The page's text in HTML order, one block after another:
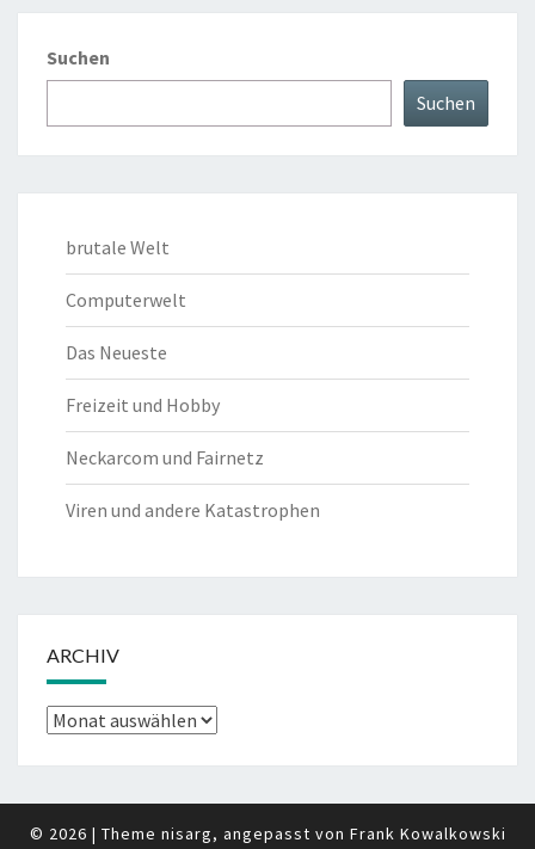
Suchen
Suchen
brutale Welt
Computerwelt
Das Neueste
Freizeit und Hobby
Neckarcom und Fairnetz
Viren und andere Katastrophen
ARCHIV
Archiv
© 2026 | Theme nisarg, angepasst von Frank Kowalkowski